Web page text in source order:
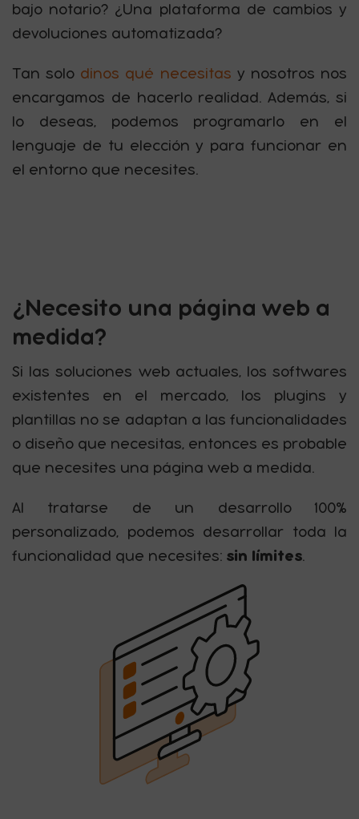
bajo notario? ¿Una plataforma de cambios y
devoluciones automatizada?
Tan solo dinos qué necesitas y nosotros nos
encargamos de hacerlo realidad. Además, si
lo deseas, podemos programarlo en el
lenguaje de tu elección y para funcionar en
el entorno que necesites.
¿Necesito una página web a
medida?
Si las soluciones web actuales, los softwares
existentes en el mercado, los plugins y
plantillas no se adaptan a las funcionalidades
o diseño que necesitas, entonces es probable
que necesites una página web a medida.
Al tratarse de un desarrollo 100%
personalizado, podemos desarrollar toda la
funcionalidad que necesites: sin límites.